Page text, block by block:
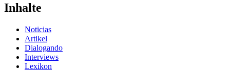
Inhalte
Noticias
Artikel
Dialogando
Interviews
Lexikon